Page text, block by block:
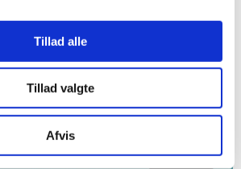
Tillad alle
Tillad valgte
Afvis